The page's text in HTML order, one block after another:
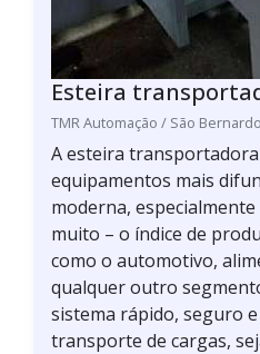
Esteira
TMR Automação / São
A esteira
equipamentos mais
moderna,
muito – o índice de
como o automotivo,
qualquer outro
sistema rápido, seguro
transporte de cargas,